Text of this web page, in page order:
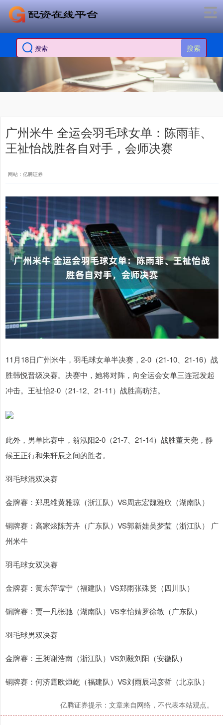
搜索
广州米牛 全运会羽毛球女单：陈雨菲、
王祉怡战胜各自对手，会师决赛
网站：亿腾证券
11月18日广州米牛，羽毛球女单半决赛，2-0（21-10、21-16）战
胜韩悦晋级决赛。决赛中，她将对阵，向全运会女单三连冠发起
冲击。王祉怡2-0（21-12、21-11）战胜高昉洁。
此外，男单比赛中，翁泓阳2-0（21-7、21-14）战胜董天尧，静
候王正行和朱轩辰之间的胜者。
羽毛球混双决赛
金牌赛：郑思维黄雅琼（浙江队）VS周志宏魏雅欣（湖南队）
铜牌赛：高家炫陈芳卉（广东队）VS郭新娃吴梦莹（浙江队） ​​​广
州米牛
羽毛球女双决赛
金牌赛：黄东萍谭宁（福建队）VS郑雨张殊贤（四川队）
铜牌赛：贾一凡张驰（湖南队）VS李怡婧罗徐敏（广东队）
羽毛球男双决赛
金牌赛：王昶谢浩南（浙江队）VS刘毅刘阳（安徽队）
铜牌赛：何济霆欧烜屹（福建队）VS刘雨辰冯彦哲（北京队） ​​​
亿腾证券提示：文章来自网络，不代表本站观点。